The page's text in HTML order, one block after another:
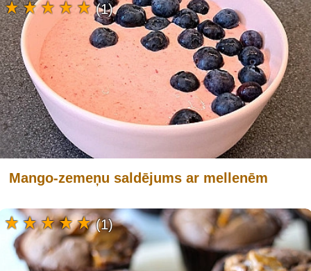
Mango-zemeņu saldējums ar mellenēm
(1)
(1)